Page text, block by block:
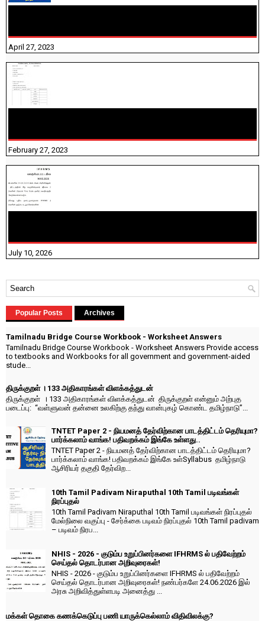
April 27, 2023
February 27, 2023
July 10, 2026
Popular Posts Archives
Tamilnadu Bridge Course Workbook - Worksheet Answers
Tamilnadu Bridge Course Workbook - Worksheet Answers Provide access
to textbooks and Workbooks for all government and government-aided
stude...
திருக்குறள் । 133 அதிகாரங்கள் விளக்கத்துடன்
திருக்குறள் । 133 அதிகாரங்கள் விளக்கத்துடன் திருக்குறள் என்னும் அற்புத
படைப்பு: “வள்ளுவன் தன்னை உலகிற்கு தந்து வான்புகழ் கொண்ட தமிழ்நாடு”...
TNTET Paper 2 - நியமனத் தேர்விற்கான பாடத்திட்டம் தெரியுமா?
பார்க்கலாம் வாங்க! பதிவறக்கம் இங்கே உள்ளது..
TNTET Paper 2 - நியமனத் தேர்விற்கான பாடத்திட்டம் தெரியுமா?
பார்க்கலாம் வாங்க! பதிவறக்கம் இங்கே உள்Syllabus தமிழ்நாடு
ஆசிரியர் தகுதி தேர்விற...
10th Tamil Padivam Niraputhal 10th Tamil படிவங்கள்
நிரப்புதல்
10th Tamil Padivam Niraputhal 10th Tamil படிவங்கள் நிரப்புதல்
மேல்நிலை வகுப்பு - சேர்க்கை படிவம் நிரப்புதல் 10th Tamil padivam
– படிவம் நிரப...
NHIS - 2026 - குடும்ப உறுப்பினர்களை IFHRMS ல் பதிவேற்றம்
செய்தல் தொடர்பான அறிவுரைகள்!
NHIS - 2026 - குடும்ப உறுப்பினர்களை IFHRMS ல் பதிவேற்றம்
செய்தல் தொடர்பான அறிவுரைகள்! நண்பர்களே 24.06.2026 இல்
அரசு அறிவித்துள்ளபடி அனைத்து ...
மக்கள் தொகை கணக்கெடுப்பு பணி யாருக்கெல்லாம் விதிவிலக்கு?